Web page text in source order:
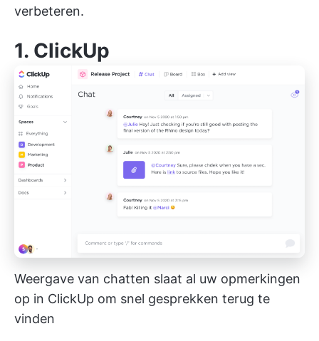
verbeteren.
1. ClickUp
Weergave van chatten slaat al uw opmerkingen
op in ClickUp om snel gesprekken terug te
vinden